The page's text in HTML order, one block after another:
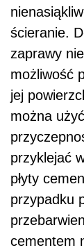
ścieranie.
zaprawy
możliwość
jej
można
przyklejać
płyty
przypadku
cementem